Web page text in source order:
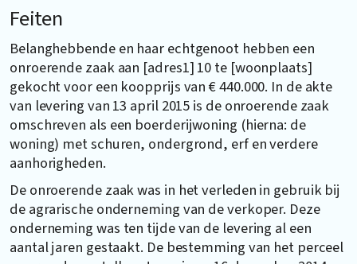
Feiten
Belanghebbende en haar echtgenoot hebben een
onroerende zaak aan [adres1] 10 te [woonplaats]
gekocht voor een koopprijs van € 440.000. In de akte
van levering van 13 april 2015 is de onroerende zaak
omschreven als een boerderijwoning (hierna: de
woning) met schuren, ondergrond, erf en verdere
aanhorigheden.
De onroerende zaak was in het verleden in gebruik bij
de agrarische onderneming van de verkoper. Deze
onderneming was ten tijde van de levering al een
aantal jaren gestaakt. De bestemming van het perceel